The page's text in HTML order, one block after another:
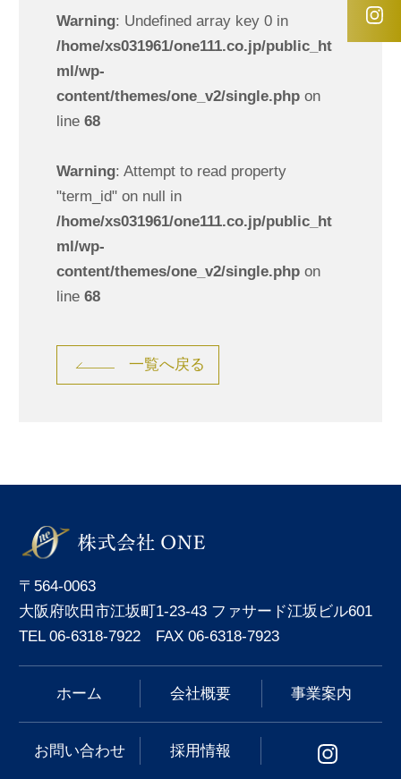
Warning: Undefined array key 0 in
/home/xs031961/one111.co.jp/public_ht
ml/wp-
content/themes/one_v2/single.phpon
line 68
Warning: Attempt to read property
"term_id" on null in
/home/xs031961/one111.co.jp/public_ht
ml/wp-
content/themes/one_v2/single.phpon
line 68
一覧へ戻る
〒564-0063
大阪府吹田市江坂町1-23-43 ファサード江坂ビル601
TEL 06-6318-7922 FAX 06-6318-7923
ホーム 会社概要 事業案内
お問い合わせ 採用情報